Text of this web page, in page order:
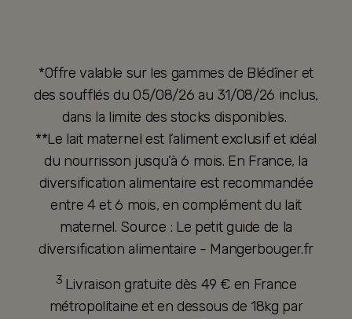
*Offre valable sur les gammes de Blédîner et
des soufflés du 05/08/26 au 31/08/26 inclus,
dans la limite des stocks disponibles.
**Le lait maternel est l’aliment exclusif et idéal
du nourrisson jusqu’à 6 mois. En France, la
diversification alimentaire est recommandée
entre 4 et 6 mois, en complément du lait
maternel. Source : Le petit guide de la
diversification alimentaire - Mangerbouger.fr
3 Livraison gratuite dès 49 € en France
métropolitaine et en dessous de 18kg par